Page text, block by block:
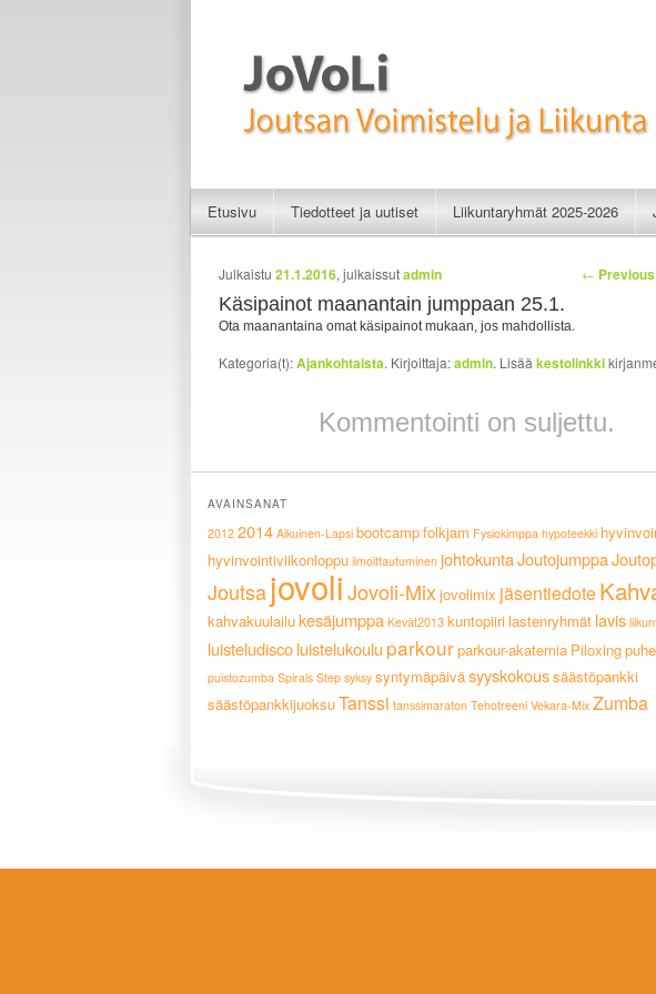
JoVoLi | Joutsan Voimistelu
Siirry sisältöön
Siirry toissijaiseen sisältöön
Etusivu Tiedotteet ja uutiset Liikuntaryhmät 2025-2026
Artikkelien selaus ← Previous
Käsipainot maanantain jumppaan 25.1.
Julkaistu 21.1.2016, julkaissutadmin
Ota maanantaina omat käsipainot mukaan, jos mahdollista.
Kategoria(t):Ajankohtaista. Kirjoittaja:admin. Lisää kestolinkki
Kommentointi on suljettu.
AVAINSANAT
2012 2014 Aikuinen-Lapsi bootcampfolkjam Fysiokimppa hypoteekki
hyvinvointiviikonloppu ilmoittautuminen johtokuntaJoutojumppa
JoutsajovoliJovoli-Mixjovolimix jäsentiedote
kahvakuulailukesäjumppa Kevät2013 kuntopiirilastenryhmät lavis
luisteludiscoluistelukoulu parkourparkour-akatemia Piloxing
puistozumba Spirals Step syksy syntymäpäiväsyyskokoussäästöpankki
säästöpankkijuoksuTanssi tanssimaraton Tehotreeni Vekara-Mix Zumba